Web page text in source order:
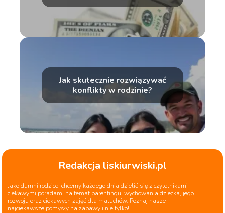
wyrzeczeń?
Jak skutecznie rozwiązywać
konflikty w rodzinie?
Redakcja liskiurwiski.pl
Jako dumni rodzice, chcemy każdego dnia dzielić się z czytelnikami
ciekawymi poradami na temat parentingu, wychowania dziecka, jego
rozwoju oraz ciekawych zajęć dla maluchów. Poznaj nasze
najciekawsze pomysły na zabawy i nie tylko!